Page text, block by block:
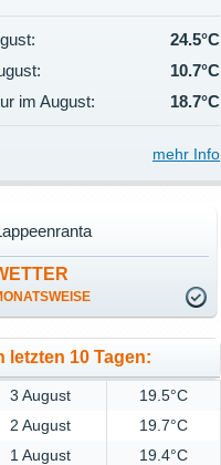
24.5°C
10.7°C
im August:
18.7°C
mehr Info
letzten 10 Tagen:
3 August
19.5°C
2 August
19.7°C
1 August
19.4°C